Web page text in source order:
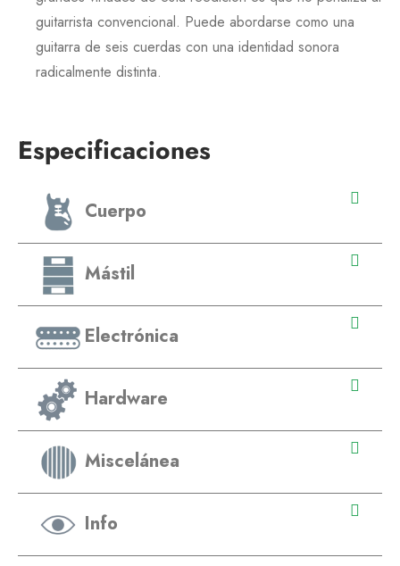
guitarrista convencional. Puede abordarse como una
guitarra de seis cuerdas con una identidad sonora
radicalmente distinta.
Especificaciones
Cuerpo
Mástil
Electrónica
Hardware
Miscelánea
Info